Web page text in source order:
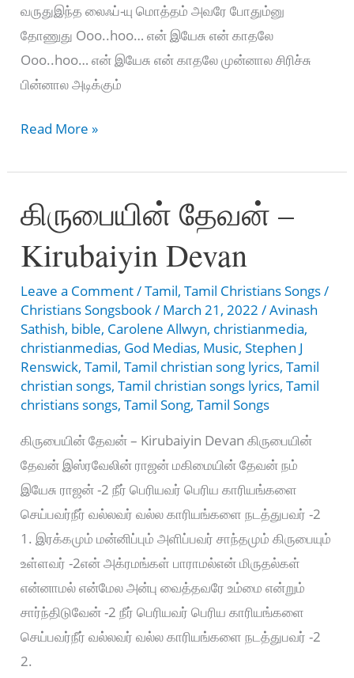
வருதுஇந்த லைஃப்-யு மொத்தம் அவரே போதும்னு
தோணுது Ooo..hoo… என் இயேசு என் காதலே
Ooo..hoo… என் இயேசு என் காதலே முன்னால சிரிச்சு
பின்னால அடிக்கும்
ஆராஞ்சு
காரணம்
Aaraainju
Paarthalum
Read More »
கிருபையின் தேவன் –
Kirubaiyin Devan
Leave a Comment/Tamil,Tamil Christians Songs/
Christians Songsbook/ March 21, 2022/Avinash
Sathish, bible, Carolene Allwyn, christianmedia,
christianmedias, God Medias, Music,Stephen J
Renswick,Tamil,Tamil christian song lyrics,Tamil
christian songs,Tamil christian songs lyrics,Tamil
christians songs,Tamil Song,Tamil Songs
கிருபையின் தேவன் – Kirubaiyin Devan கிருபையின்
தேவன் இஸ்ரவேலின் ராஜன் மகிமையின் தேவன் நம்
இயேசு ராஜன் -2 நீர் பெரியவர் பெரிய காரியங்களை
செய்பவர்நீர் வல்லவர் வல்ல காரியங்களை நடத்துபவர் -2
1. இரக்கமும் மன்னிப்பும் அளிப்பவர் சாந்தமும் கிருபையும்
உள்ளவர் -2என் அக்ரமங்கள் பாராமல்என் மிருதல்கள்
என்னாமல் என்மேல அன்பு வைத்தவரே உம்மை என்றும்
சார்ந்திடுவேன் -2 நீர் பெரியவர் பெரிய காரியங்களை
செய்பவர்நீர் வல்லவர் வல்ல காரியங்களை நடத்துபவர் -2
2.